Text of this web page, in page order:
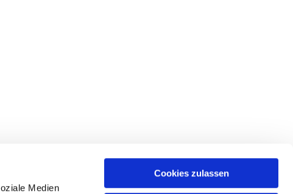
Medien
Cookies zulassen